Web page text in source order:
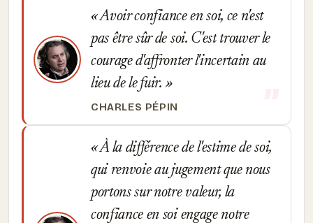
Avoir confiance en soi, ce n'est
pas être sûr de soi. C'est trouver le
courage d'affronter l'incertain au
lieu de le fuir.
CHARLES PÉPIN
À la différence de l'estime de soi,
qui renvoie au jugement que nous
portons sur notre valeur, la
confiance en soi engage notre